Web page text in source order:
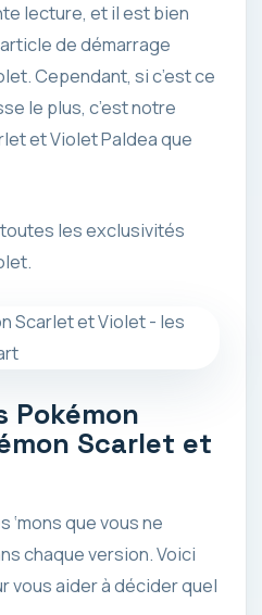
lecture, et il est bien
de démarrage
Cependant, si c’est ce
le plus, c’est notre
et Violet Paldea que
toutes les exclusivités
Pokémon
Scarlet et
‘mons que vous ne
chaque version. Voici
vous aider à décider quel